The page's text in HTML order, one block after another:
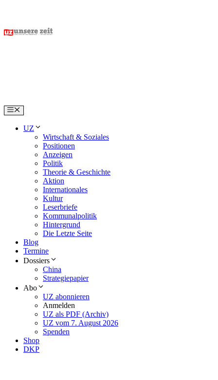
content
Menu
UZ
Wirtschaft & Soziales
Positionen
Anzeigen
Politik
Theorie & Geschichte
Aktion
Internationales
Kultur
Leserbriefe
Kommunalpolitik
Hintergrund
Die Letzte Seite
Blog
Termine
Dossiers
China
Strategiepapier
Abo
UZ abonnieren
Anmelden
UZ als PDF (Archiv)
UZ vom 7. August 2026
Spenden
Shop
DKP